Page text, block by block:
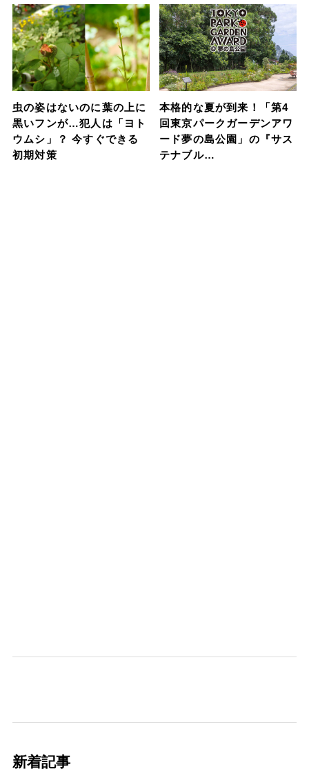
虫の姿はないのに葉の上に
黒いフンが…犯人は「ヨト
ウムシ」？ 今すぐできる
初期対策
本格的な夏が到来！「第4
回東京パークガーデンアワ
ード夢の島公園」の『サス
テナブル…
新着記事